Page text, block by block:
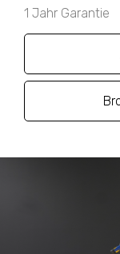
1 Jahr Garantie